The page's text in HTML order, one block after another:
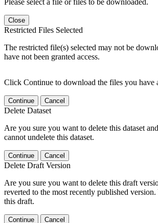
Close
Restricted Files Selected
The restricted file(s) selected may not be
have not been granted access.
Click Continue to download the files you have
Continue Cancel
Delete Dataset
Are you sure you want to delete this dataset
cannot undelete this dataset.
Continue Cancel
Delete Draft Version
Are you sure you want to delete this draft
reverted to the most recently published
this draft.
Continue Cancel